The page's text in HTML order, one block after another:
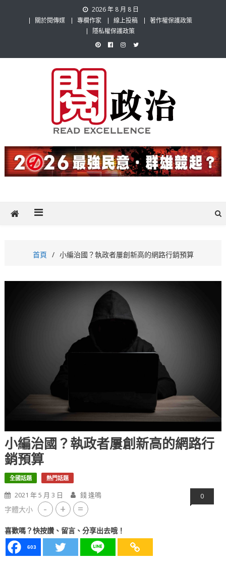
2026 年 8 月 8 日
關於閱傳媒
專欄作家 線上投稿
著作權保護政策
隱私權保護政策
閱政治 Read Gov News
題，也要專業評論，閱政治與多元的政治評論家與專欄作家邀稿合作，
讓讀者有最多元和專業的選擇。
首頁 小編治國？執政者屢創新高的網路行銷預算
小編治國？執政者屢創新高的網路行
銷預算
全國話題 熱門話題
2021 年 5 月 3 日 錢 逢鳴 0
字體大小 - + =
喜歡嗎？快按讚、留言、分享出去哦！
603